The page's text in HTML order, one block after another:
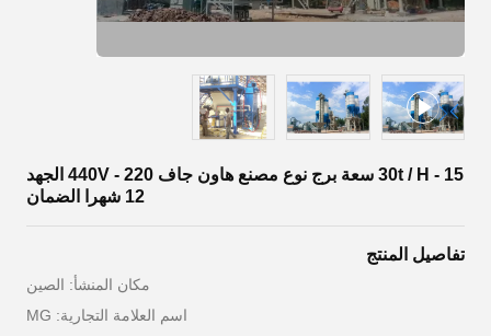
15 - 30t / H سعة برج نوع مصنع هاون جاف 220 - 440V الجهد
12 شهرا الضمان
تفاصيل المنتج
مكان المنشأ: الصين
اسم العلامة التجارية: MG